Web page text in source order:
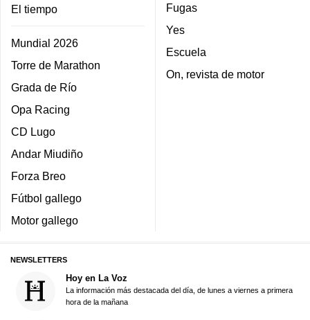
El tiempo
Mundial 2026
Torre de Marathon
Grada de Río
Opa Racing
CD Lugo
Andar Miudiño
Forza Breo
Fútbol gallego
Motor gallego
Fugas
Yes
Escuela
On, revista de motor
NEWSLETTERS
Hoy en La Voz
La información más destacada del día, de lunes a viernes a primera
hora de la mañana